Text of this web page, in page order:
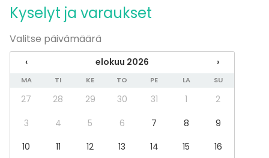
Esitys / näytös
Virkistystilaisuus
Elämys / aktiviteetti
Tilatyypit
Juhlasali
Lounge
Baari
Kyselyt ja varaukset
Valitse päivämäärä
‹ elokuu 2026 ›
MA TI KE TO PE LA SU
27 28 29 30 31 1
2
3
4 5 6 7 8
9
10
11 12 13 14 15
16